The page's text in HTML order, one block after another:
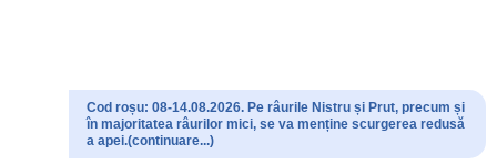
Cod roșu: 08-14.08.2026. Pe râurile Nistru și Prut, precum și
în majoritatea râurilor mici, se va menține scurgerea redusă
a apei.(continuare...)